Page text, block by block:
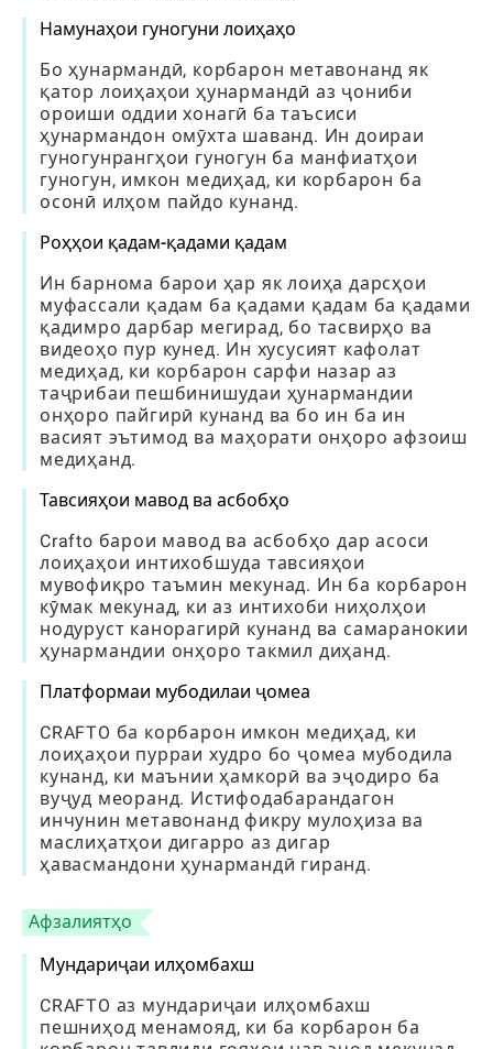
Намунаҳои гуногуни лоиҳаҳо
Бо ҳунармандӣ, корбарон метавонанд як
қатор лоиҳаҳои ҳунармандӣ аз ҷониби
ороиши оддии хонагӣ ба таъсиси
ҳунармандон омӯхта шаванд. Ин доираи
гуногунрангҳои гуногун ба манфиатҳои
гуногун, имкон медиҳад, ки корбарон ба
осонӣ илҳом пайдо кунанд.
Роҳҳои қадам-қадами қадам
Ин барнома барои ҳар як лоиҳа дарсҳои
муфассали қадам ба қадами қадам ба қадами
қадимро дарбар мегирад, бо тасвирҳо ва
видеоҳо пур кунед. Ин хусусият кафолат
медиҳад, ки корбарон сарфи назар аз
таҷрибаи пешбинишудаи ҳунармандии
онҳоро пайгирӣ кунанд ва бо ин ба ин
васият эътимод ва маҳорати онҳоро афзоиш
медиҳанд.
Тавсияҳои мавод ва асбобҳо
Crafto барои мавод ва асбобҳо дар асоси
лоиҳаҳои интихобшуда тавсияҳои
мувофиқро таъмин мекунад. Ин ба корбарон
кӯмак мекунад, ки аз интихоби ниҳолҳои
нодуруст канорагирӣ кунанд ва самаранокии
ҳунармандии онҳоро такмил диҳанд.
Платформаи мубодилаи ҷомеа
CRAFTO ба корбарон имкон медиҳад, ки
лоиҳаҳои пурраи худро бо ҷомеа мубодила
кунанд, ки маънии ҳамкорӣ ва эҷодиро ба
вуҷуд меоранд. Истифодабарандагон
инчунин метавонанд фикру мулоҳиза ва
маслиҳатҳои дигарро аз дигар
ҳавасмандони ҳунармандӣ гиранд.
Афзалиятҳо
Мундариҷаи илҳомбахш
CRAFTO аз мундариҷаи илҳомбахш
пешниҳод менамояд, ки ба корбарон ба